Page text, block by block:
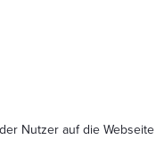
Nutzer auf die Webseite